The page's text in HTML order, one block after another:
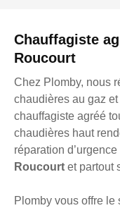
Chauffagiste
Roucourt
Chez Plomby, nous
chaudières au gaz
chauffagiste agréé
chaudières haut
réparation
Roucourt et partout
Plomby vous offre le